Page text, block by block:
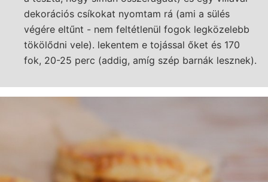
dekorációs csíkokat nyomtam rá (ami a sülés
végére eltűnt - nem feltétlenül fogok legközelebb
tökölődni vele). lekentem e tojással őket és 170
fok, 20-25 perc (addig, amíg szép barnák lesznek).